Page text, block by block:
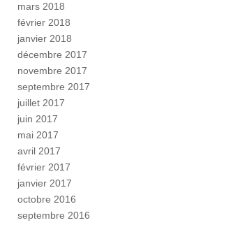
mars 2018
février 2018
janvier 2018
décembre 2017
novembre 2017
septembre 2017
juillet 2017
juin 2017
mai 2017
avril 2017
février 2017
janvier 2017
octobre 2016
septembre 2016